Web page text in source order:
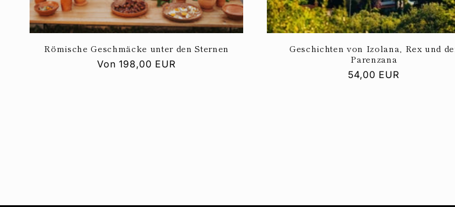
Römische Geschmäcke unter den Sternen
Normaler
Von198,00 EUR
Geschichten von Izolana, Rex und
Parenzana
Normaler
54,00 EUR